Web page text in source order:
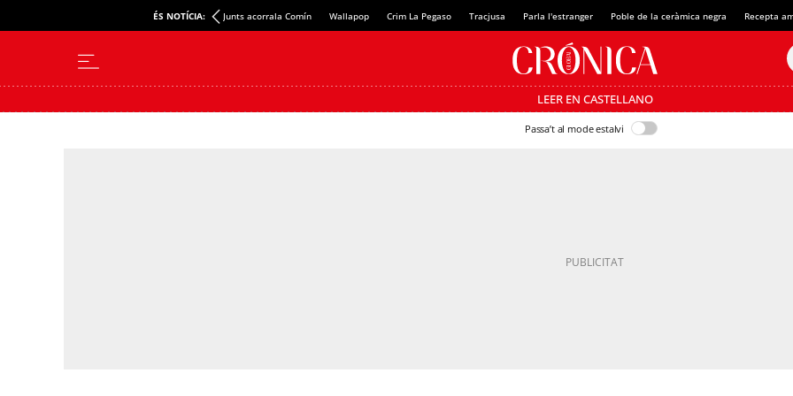
ÉS NOTÍCIA: Junts acorrala Comín Wallapop Crim La Pegaso Tracjusa Parla l'estranger Poble de la ceràmica negra Recepta
LEER EN CASTELLANO
Passa’t al mode estalvi